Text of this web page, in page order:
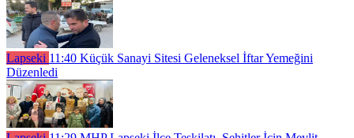
Lapseki 11:40 Küçük Sanayi Sitesi Geleneksel İftar Yemeğini
Düzenledi